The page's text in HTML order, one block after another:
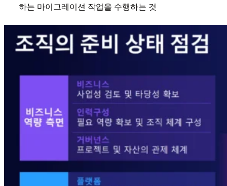
하는 마이그레이션 작업을 수행하는 것